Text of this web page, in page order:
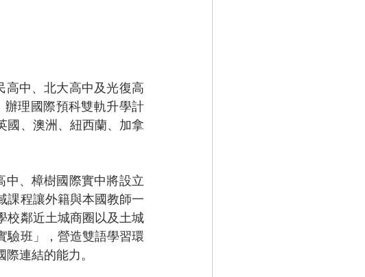
理國際預科雙軌升學計
國、澳洲、紐西蘭、加拿
課程讓外籍與本國教師一
校鄰近土城商圈以及土城
驗班」，營造雙語學習環
連結的能力。